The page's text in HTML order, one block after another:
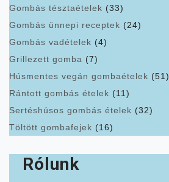
Gombás tésztaételek (33)
Gombás ünnepi receptek (24)
Gombás vadételek (4)
Grillezett gomba (7)
Húsmentes vegán gombaételek (51)
Rántott gombás ételek (11)
Sertéshúsos gombás ételek (32)
Töltött gombafejek (16)
Rólunk